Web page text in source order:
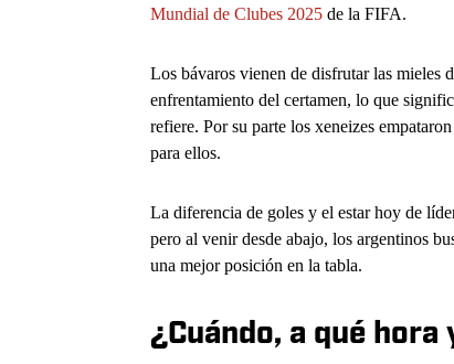
Mundial de Clubes 2025 de la FIFA.
Los bávaros vienen de disfrutar las mieles
enfrentamiento del certamen, lo que
refiere. Por su parte los xeneizes
para ellos.
La diferencia de goles y el estar hoy de
pero al venir desde abajo, los argentinos
una mejor posición en la tabla.
¿Cuándo, a qué